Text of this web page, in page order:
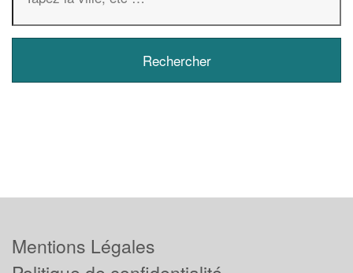
Mentions Légales